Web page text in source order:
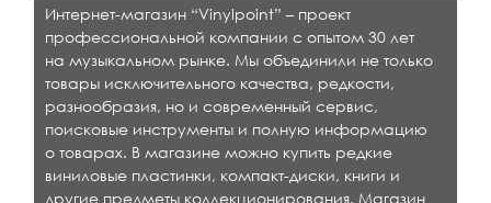
Интернет-магазин “Vinylpoint” – проект
профессиональной компании с опытом 30 лет
на музыкальном рынке. Мы объединили не только
товары исключительного качества, редкости,
разнообразия, но и современный сервис,
поисковые инструменты и полную информацию
о товарах. В магазине можно купить редкие
виниловые пластинки, компакт-диски, книги и
другие предметы коллекционирования. Магазин